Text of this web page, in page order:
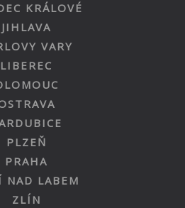
KRÁLOVÉ
JIHLAVA
VARY
LIBEREC
PLZEŇ
PRAHA
NAD LABEM
ZLÍN